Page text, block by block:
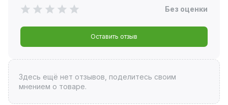
Без оценки
Оставить отзыв
Здесь ещё нет отзывов, поделитесь своим
мнением о товаре.